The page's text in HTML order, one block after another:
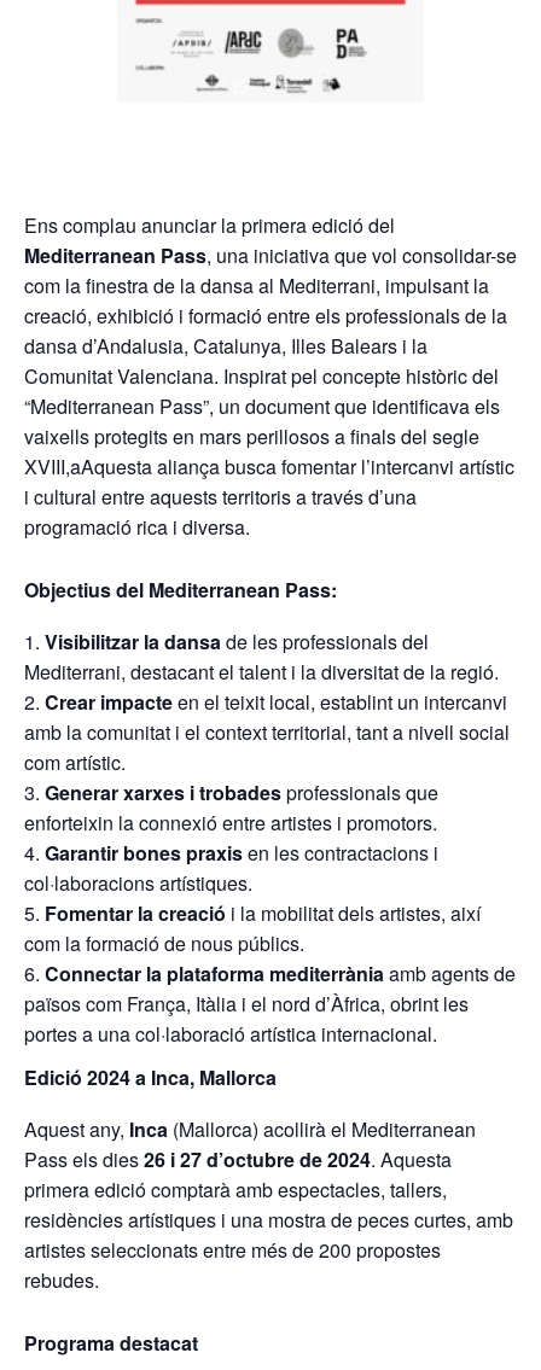
Ens complau anunciar la primera edició del
Mediterranean Pass, una iniciativa que vol consolidar-se
com la finestra de la dansa al Mediterrani, impulsant la
creació, exhibició i formació entre els professionals de la
dansa d’Andalusia, Catalunya, Illes Balears i la
Comunitat Valenciana. Inspirat pel concepte històric del
“Mediterranean Pass”, un document que identificava els
vaixells protegits en mars perillosos a finals del segle
XVIII,aAquesta aliança busca fomentar l’intercanvi artístic
i cultural entre aquests territoris a través d’una
programació rica i diversa.
Objectius del Mediterranean Pass:
Visibilitzar la dansade les professionals del
Mediterrani, destacant el talent i la diversitat de la regió.
Crear impacteen el teixit local, establint un intercanvi
amb la comunitat i el context territorial, tant a nivell social
com artístic.
Generar xarxes i trobadesprofessionals que
enforteixin la connexió entre artistes i promotors.
Garantir bones praxisen les contractacions i
col·laboracions artístiques.
Fomentar la creació i la mobilitat dels artistes, així
com la formació de nous públics.
Connectar la plataforma mediterràniaamb agents de
països com França, Itàlia i el nord d’Àfrica, obrint les
portes a una col·laboració artística internacional.
Edició 2024 a Inca, Mallorca
Aquest any, Inca (Mallorca) acollirà el Mediterranean
Pass els dies26 i 27 d’octubre de 2024. Aquesta
primera edició comptarà amb espectacles, tallers,
residències artístiques i una mostra de peces curtes, amb
artistes seleccionats entre més de 200 propostes
rebudes.
Programa destacat